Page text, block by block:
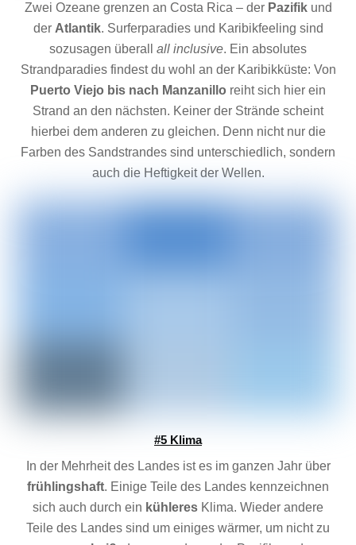
Zwei Ozeane grenzen an Costa Rica – der Pazifikund
der Atlantik. Surferparadies und Karibikfeeling sind
sozusagen überall all inclusive. Ein absolutes
Strandparadies findest du wohl an der Karibikküste: Von
Puerto Viejo bis nach Manzanillo reiht sich hier ein
Strand an den nächsten. Keiner der Strände scheint
hierbei dem anderen zu gleichen. Denn nicht nur die
Farben des Sandstrandes sind unterschiedlich, sondern
auch die Heftigkeit der Wellen.
#5 Klima
In der Mehrheit des Landes ist es im ganzen Jahr über
frühlingshaft. Einige Teile des Landes kennzeichnen
sich auch durch ein kühleres Klima. Wieder andere
Teile des Landes sind um einiges wärmer, um nicht zu